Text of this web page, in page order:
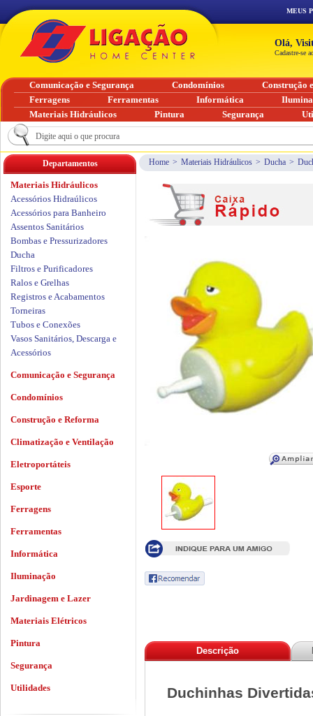
Home > Materiais Hidráulicos > Ducha >
Descrição
Duchinhas
Departamentos
Materiais Hidráulicos
Acessórios Hidraúlicos
Acessórios para Banheiro
Assentos Sanitários
Bombas e Pressurizadores
Ducha
Filtros e Purificadores
Ralos e Grelhas
Registros e Acabamentos
Torneiras
Tubos e Conexões
Vasos Sanitários, Descarga e
Acessórios
Comunicação e Segurança
Condomínios
Construção e Reforma
Climatização e Ventilação
Eletroportáteis
Esporte
Ferragens
Ferramentas
Informática
Iluminação
Jardinagem e Lazer
Materiais Elétricos
Pintura
Segurança
Utilidades
MEUS
Olá,
Cadastre-se
Comunicação e Segurança Condomínios
Construção
Ferragens
Ferramentas Informática
Materiais Hidráulicos
Pintura Segurança